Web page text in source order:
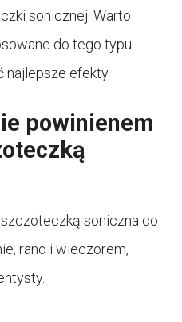
sonicznej. Warto
do tego typu
najlepsze efekty.
powinienem
soniczna co
rano i wieczorem,